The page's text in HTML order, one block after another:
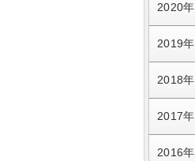
2020年
2019年
2018年
2017年
2016年